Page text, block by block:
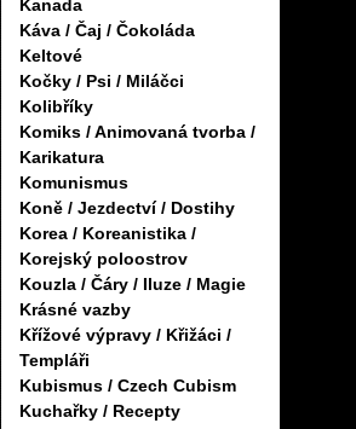
Kanada
Káva / Čaj / Čokoláda
Keltové
Kočky / Psi / Miláčci
Kolibříky
Komiks / Animovaná tvorba /
Karikatura
Komunismus
Koně / Jezdectví / Dostihy
Korea / Koreanistika /
Korejský poloostrov
Kouzla / Čáry / Iluze / Magie
Krásné vazby
Křížové výpravy / Křižáci /
Templáři
Kubismus / Czech Cubism
Kuchařky / Recepty